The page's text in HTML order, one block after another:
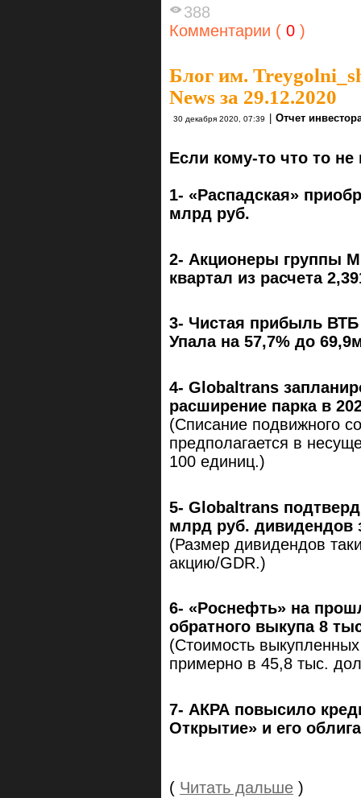
388
Комментарии ( 0 )
Блог им.
News за 29.12.2020
30 декабря 2020, 07:39 Отчет
Если кому-то что то
1- «Распадская»
млрд руб.
2- Акционеры группы
квартал из расчета
3- Чистая прибыль
Упала на 57,7% до
4- Globaltrans
расширение парка в
(Списание подвижного
предполагается в
100 единиц.)
5- Globaltrans
млрд руб. дивидендов
(Размер дивидендов
акцию/GDR.)
6- «Роснефть» на
обратного выкупа 8
(Стоимость
примерно в 45,8 тыс.
7- АКРА повысило
Открытие» и его
( Читать дальше )